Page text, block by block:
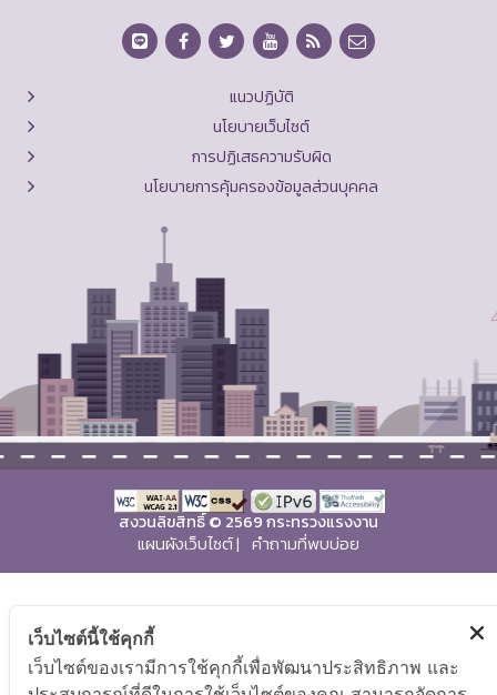
แนวปฏิบัติ
นโยบายเว็บไซต์
การปฏิเสธความรับผิด
นโยบายการคุ้มครองข้อมูลส่วนบุคคล
สงวนลิขสิทธิ์ © 2569 กระทรวงแรงงาน
แผนผังเว็บไซต์| คำถามที่พบบ่อย
เว็บไซต์นี้ใช้คุกกี้
เว็บไซต์ของเรามีการใช้คุกกี้เพื่อพัฒนาประสิทธิภาพ และ